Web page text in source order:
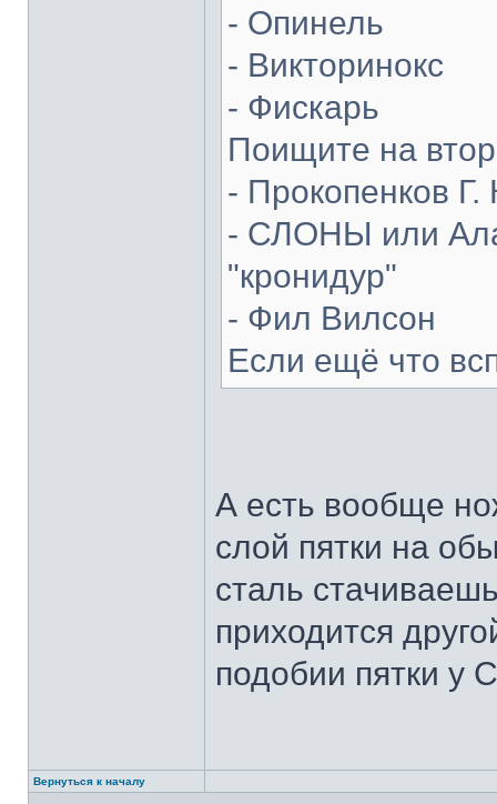
- Опинель
- Викторинокс
- Фискарь
Поищите на
- Прокопенков Г.
- СЛОНЫ или
"кронидур"
- Фил Вилсон
Если ещё что
А есть вообще
слой пятки на
сталь
приходится
подобии пятки у
Вернуться к началу